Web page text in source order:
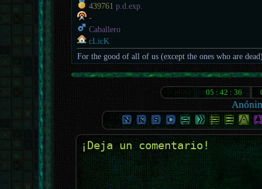
439761 p.d.exp.
-
Caballero
cLicK
For the good of all of us (except the ones who are